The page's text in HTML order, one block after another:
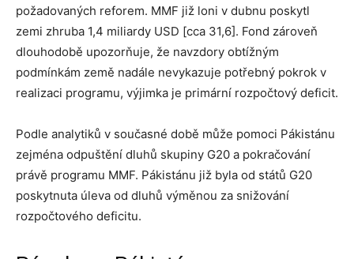
požadovaných reforem. MMF již loni v dubnu poskytl
zemi zhruba 1,4 miliardy USD [cca 31,6]. Fond zároveň
dlouhodobě upozorňuje, že navzdory obtížným
podmínkám země nadále nevykazuje potřebný pokrok v
realizaci programu, výjimka je primární rozpočtový deficit.
Podle analytiků v současné době může pomoci Pákistánu
zejména odpuštění dluhů skupiny G20 a pokračování
právě programu MMF. Pákistánu již byla od států G20
poskytnuta úleva od dluhů výměnou za snižování
rozpočtového deficitu.